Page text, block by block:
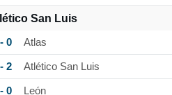
San Luis
0 Atlas
2 Atlético San Luis
0 León